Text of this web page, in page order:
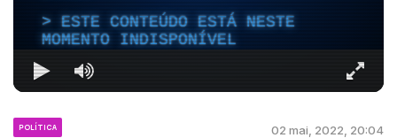
ESTE CONTEÚDO ESTÁ NESTE
MOMENTO INDISPONÍVEL
POLÍTICA 02 mai, 2022, 20:04